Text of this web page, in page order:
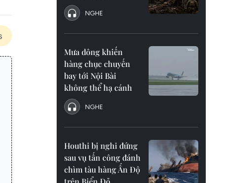
NGHE
Mưa dông khiến
hàng chục chuyến
bay tới Nội Bài
không thể hạ cánh
NGHE
Houthi bị nghi đứng
sau vụ tấn công đánh
chìm tàu hàng Ấn Độ